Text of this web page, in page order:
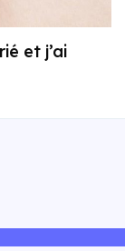
et j’ai